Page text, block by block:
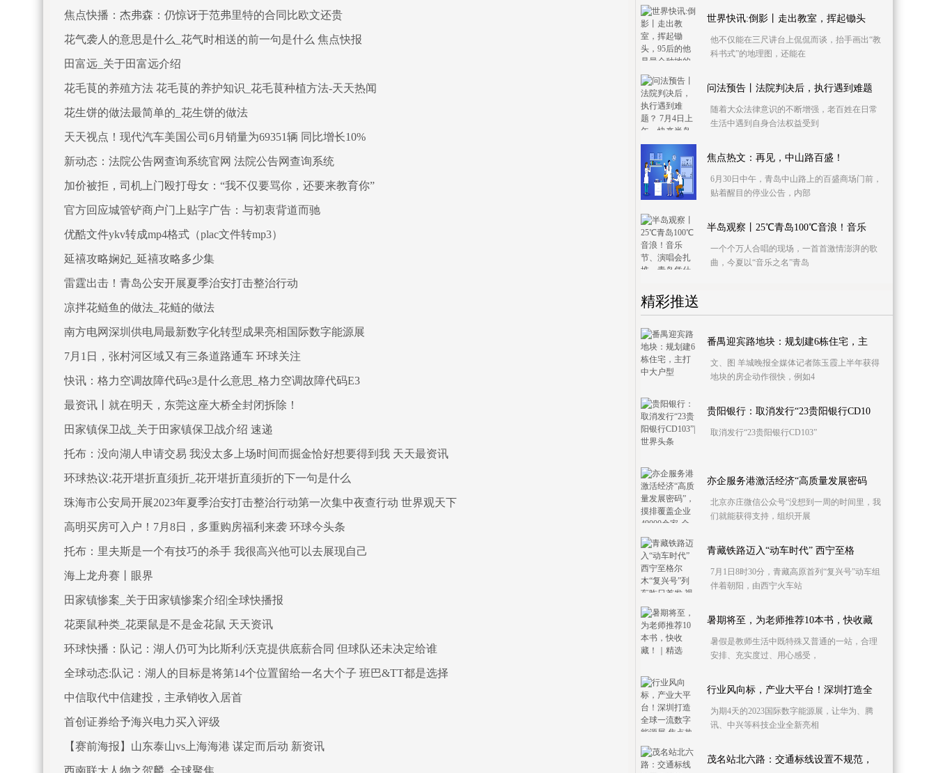
焦点快播：杰弗森：仍惊讶于范弗里特的合同比欧文还贵
花气袭人的意思是什么_花气时相送的前一句是什么 焦点快报
田富远_关于田富远介绍
花毛茛的养殖方法 花毛茛的养护知识_花毛茛种植方法-天天热闻
花生饼的做法最简单的_花生饼的做法
天天视点！现代汽车美国公司6月销量为69351辆 同比增长10%
新动态：法院公告网查询系统官网 法院公告网查询系统
加价被拒，司机上门殴打母女：“我不仅要骂你，还要来教育你”
官方回应城管铲商户门上贴字广告：与初衷背道而驰
优酷文件ykv转成mp4格式（plac文件转mp3）
延禧攻略娴妃_延禧攻略多少集
雷霆出击！青岛公安开展夏季治安打击整治行动
凉拌花鲢鱼的做法_花鲢的做法
南方电网深圳供电局最新数字化转型成果亮相国际数字能源展
7月1日，张村河区域又有三条道路通车 环球关注
快讯：格力空调故障代码e3是什么意思_格力空调故障代码E3
最资讯丨就在明天，东莞这座大桥全封闭拆除！
田家镇保卫战_关于田家镇保卫战介绍 速递
托布：没向湖人申请交易 我没太多上场时间而掘金恰好想要得到我 天天最资讯
环球热议:花开堪折直须折_花开堪折直须折的下一句是什么
珠海市公安局开展2023年夏季治安打击整治行动第一次集中夜查行动 世界观天下
高明买房可入户！7月8日，多重购房福利来袭 环球今头条
托布：里夫斯是一个有技巧的杀手 我很高兴他可以去展现自己
海上龙舟赛丨眼界
田家镇惨案_关于田家镇惨案介绍|全球快播报
花栗鼠种类_花栗鼠是不是金花鼠 天天资讯
环球快播：队记：湖人仍可为比斯利/沃克提供底薪合同 但球队还未决定给谁
全球动态:队记：湖人的目标是将第14个位置留给一名大个子 班巴&TT都是选择
中信取代中信建投，主承销收入居首
首创证券给予海兴电力买入评级
【赛前海报】山东泰山vs上海海港 谋定而后动 新资讯
西南联大人物之贺麟_全球聚焦
世界快讯:倒影丨走出教室，挥起锄头
他不仅能在三尺讲台上侃侃而谈，抬手画出“教
科书式”的地理图，还能在
问法预告丨法院判决后，执行遇到难题
随着大众法律意识的不断增强，老百姓在日常
生活中遇到自身合法权益受到
焦点热文：再见，中山路百盛！
6月30日中午，青岛中山路上的百盛商场门前，
贴着醒目的停业公告，内部
半岛观察丨25℃青岛100℃音浪！音乐
一个个万人合唱的现场，一首首激情澎湃的歌
曲，今夏以“音乐之名”青岛
精彩推送
番禺迎宾路地块：规划建6栋住宅，主
文、图 羊城晚报全媒体记者陈玉霞上半年获得
地块的房企动作很快，例如4
贵阳银行：取消发行“23贵阳银行CD10
取消发行“23贵阳银行CD103”
亦企服务港激活经济“高质量发展密码
北京亦庄微信公众号“没想到一周的时间里，我
们就能获得支持，组织开展
青藏铁路迈入“动车时代” 西宁至格
7月1日8时30分，青藏高原首列“复兴号”动车组
伴着朝阳，由西宁火车站
暑期将至，为老师推荐10本书，快收藏
暑假是教师生活中既特殊又普通的一站，合理
安排、充实度过、用心感受，
行业风向标，产业大平台！深圳打造全
为期4天的2023国际数字能源展，让华为、腾
讯、中兴等科技企业全新亮相
茂名站北六路：交通标线设置不规范，